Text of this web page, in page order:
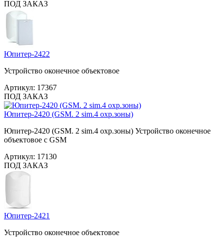
ПОД ЗАКАЗ
Юпитер-2422
Устройство оконечное объектовое
Артикул: 17367
ПОД ЗАКАЗ
Юпитер-2420 (GSM. 2 sim.4 охр.зоны)
Юпитер-2420 (GSM. 2 sim.4 охр.зоны) Устройство оконечное
объектовое с GSM
Артикул: 17130
ПОД ЗАКАЗ
Юпитер-2421
Устройство оконечное объектовое